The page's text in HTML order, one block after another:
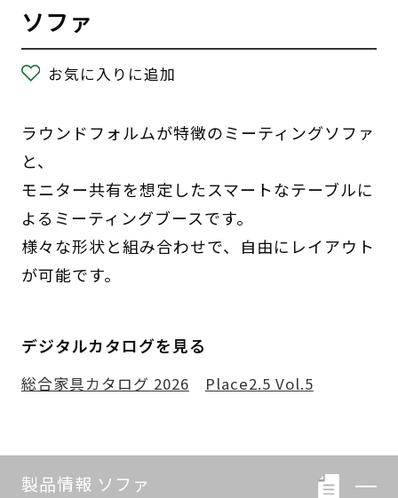
ソファ
お気に入りに追加
ラウンドフォルムが特徴のミーティングソファ
と、
モニター共有を想定したスマートなテーブルに
よるミーティングブースです。
様々な形状と組み合わせで、自由にレイアウト
が可能です。
デジタルカタログを見る
総合家具カタログ 2026 Place2.5 Vol.5
製品情報 ソファ